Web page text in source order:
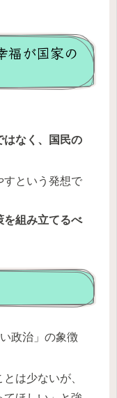
福が国家の
はなく、国民の
すという発想で
を組み立てるべ
政治」の象徴
は少ないが、